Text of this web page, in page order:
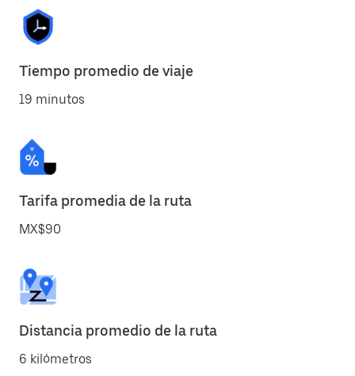
Tiempo promedio de viaje
19 minutos
Tarifa promedia de la ruta
MX$90
Distancia promedio de la ruta
6 kilómetros